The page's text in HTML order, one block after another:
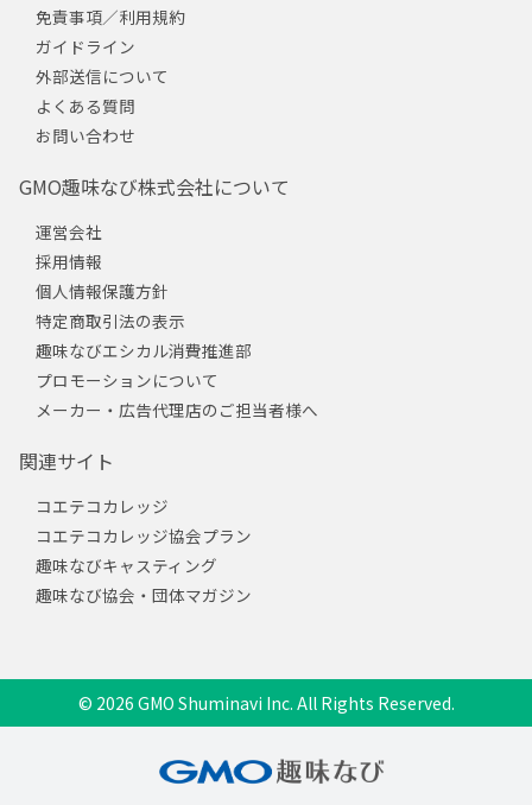
免責事項／利用規約
ガイドライン
外部送信について
よくある質問
お問い合わせ
GMO趣味なび株式会社について
運営会社
採用情報
個人情報保護方針
特定商取引法の表示
趣味なびエシカル消費推進部
プロモーションについて
メーカー・広告代理店のご担当者様へ
関連サイト
コエテコカレッジ
コエテコカレッジ協会プラン
趣味なびキャスティング
趣味なび協会・団体マガジン
© 2026 GMO Shuminavi Inc. All Rights Reserved.